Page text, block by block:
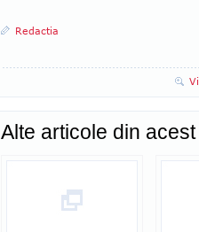
Redactia
Alte articole din